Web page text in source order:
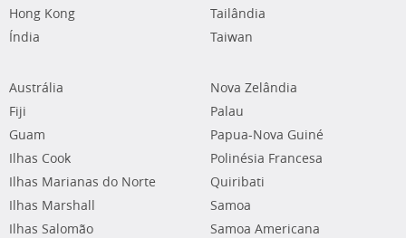
Hong Kong
Índia
Tailândia
Taiwan
Austrália
Fiji
Guam
Ilhas Cook
Ilhas Marianas do Norte
Ilhas Marshall
Ilhas Salomão
Nova Zelândia
Palau
Papua-Nova Guiné
Polinésia Francesa
Quiribati
Samoa
Samoa Americana